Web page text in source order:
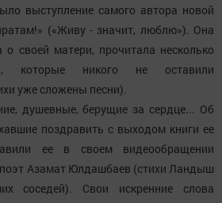
выступление самого автора новой
(«Живу - значит, люблю»). Она
о своей матери, прочитала несколько
которые никого не оставили
уже сложены песни).
душевные, берущие за сердце... Об
поздравить с выходом книги ее
ее в своем видеообращении
Азамат Юлдашбаев (стихи Ландыш
соседей). Свои искренние слова